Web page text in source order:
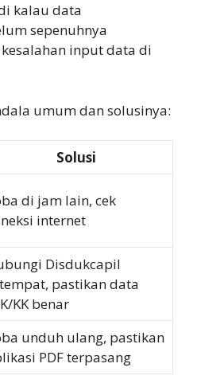
kalau data
sepenuhnya
input data di
umum dan solusinya:
Solusi
di jam lain, cek
internet
Disdukcapil
pastikan data
KK benar
unduh ulang, pastikan
PDF terpasang